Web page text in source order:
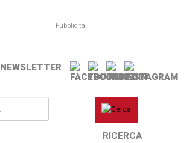
Pubblicità
NEWSLETTER
RICERCA